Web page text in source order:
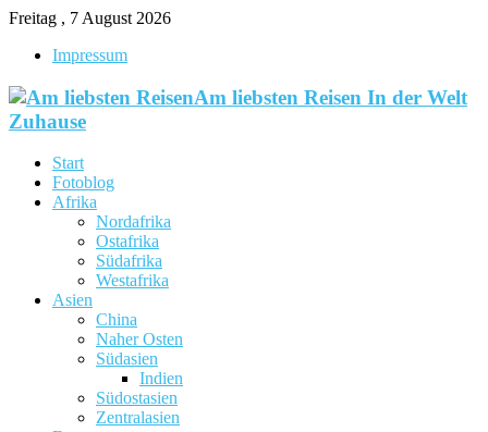
Freitag , 7 August 2026
Impressum
Am liebsten Reisen In der Welt
Zuhause
Start
Fotoblog
Afrika
Nordafrika
Ostafrika
Südafrika
Westafrika
Asien
China
Naher Osten
Südasien
Indien
Südostasien
Zentralasien